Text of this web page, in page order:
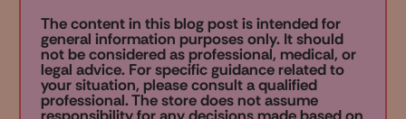
The content in this blog post is intended for
general information purposes only. It should
not be considered as professional, medical, or
legal advice. For specific guidance related to
your situation, please consult a qualified
professional. The store does not assume